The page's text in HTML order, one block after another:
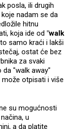
posla, ili drugih
nadam se da
hitnu
koja ide od "walk
samo kraći i lakši
ostat će bez
za svaki
"walk away"
otpisati i više
su mogućnosti
u
a da platite